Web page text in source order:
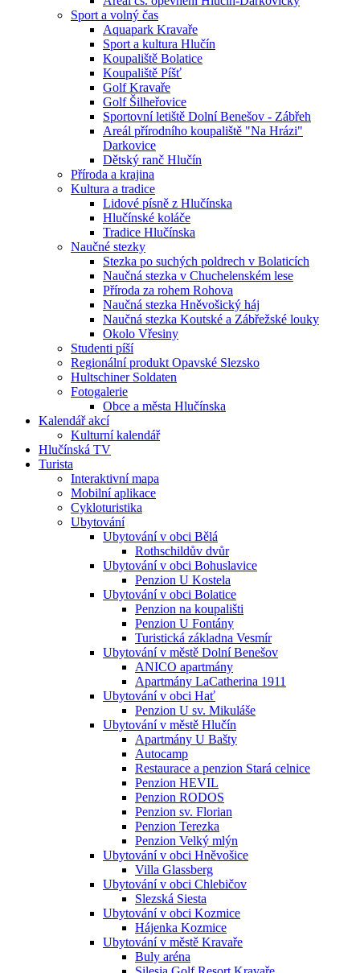
Sport a volný čas
Aquapark Kravaře
Sport a kultura Hlučín
Koupaliště Bolatice
Koupaliště Píšť
Golf Kravaře
Golf Šilheřovice
Sportovní letiště Dolní Benešov - Zábřeh
Areál přírodního koupaliště "Na Hrázi"
Darkovice
Dětský ranč Hlučín
Příroda a krajina
Kultura a tradice
Lidové písně z Hlučínska
Hlučínské koláče
Tradice Hlučínska
Naučné stezky
Stezka po suchých poldrech v Bolaticích
Naučná stezka v Chuchelenském lese
Příroda za rohem Rohova
Naučná stezka Hněvošický háj
Naučná stezka Koutské a Zábřežské louky
Okolo Vřesiny
Studenti píší
Regionální produkt Opavské Slezsko
Hultschiner Soldaten
Fotogalerie
Obce a města Hlučínska
Kalendář akcí
Kulturní kalendář
Hlučínská TV
Turista
Interaktivní mapa
Mobilní aplikace
Cykloturistika
Ubytování
Ubytování v obci Bělá
Rothschildův dvůr
Ubytování v obci Bohuslavice
Penzion U Kostela
Ubytování v obci Bolatice
Penzion na koupališti
Penzion U Fontány
Turistická základna Vesmír
Ubytování v městě Dolní Benešov
ANICO apartmány
Apartmány LaCatherina 1911
Ubytování v obci Hať
Penzion U sv. Mikuláše
Ubytování v městě Hlučín
Apartmány U Bašty
Autocamp
Restaurace a penzion Stará celnice
Penzion HEVIL
Penzion RODOS
Penzion sv. Florian
Penzion Terezka
Penzion Velký mlýn
Ubytování v obci Hněvošice
Villa Glassberg
Ubytování v obci Chlebičov
Slezská Siesta
Ubytování v obci Kozmice
Hájenka Kozmice
Ubytování v městě Kravaře
Buly aréna